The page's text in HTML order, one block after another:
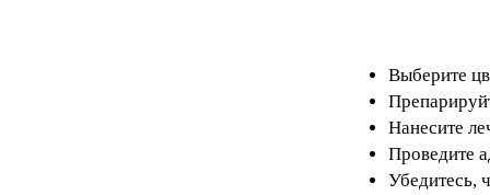
Выберите
Нанесите
Проведите
Убедитесь,